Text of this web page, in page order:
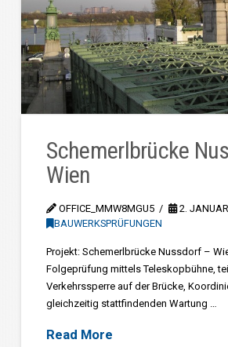
Schemerlbrücke
Wien
OFFICE_MMW8MGU5
2.
BAUWERKSPRÜFUNGEN
Projekt: Schemerlbrücke Nussdorf –
Folgeprüfung mittels Teleskopbühne,
Verkehrssperre auf der Brücke,
gleichzeitig stattfindenden Wartung …
Read More